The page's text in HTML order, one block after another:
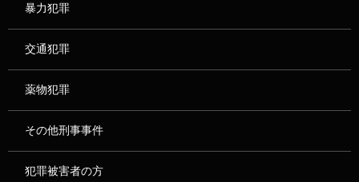
暴力犯罪
交通犯罪
薬物犯罪
その他刑事事件
犯罪被害者の方